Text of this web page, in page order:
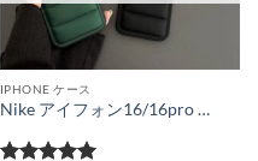
IPHONE ケース
Nike アイフォン16/16pro max カバー 新作 ナイキ iphone15/14pro ケース お揃い さりげない スマホケース 13/12 ダウン 個性 的 おしゃれ